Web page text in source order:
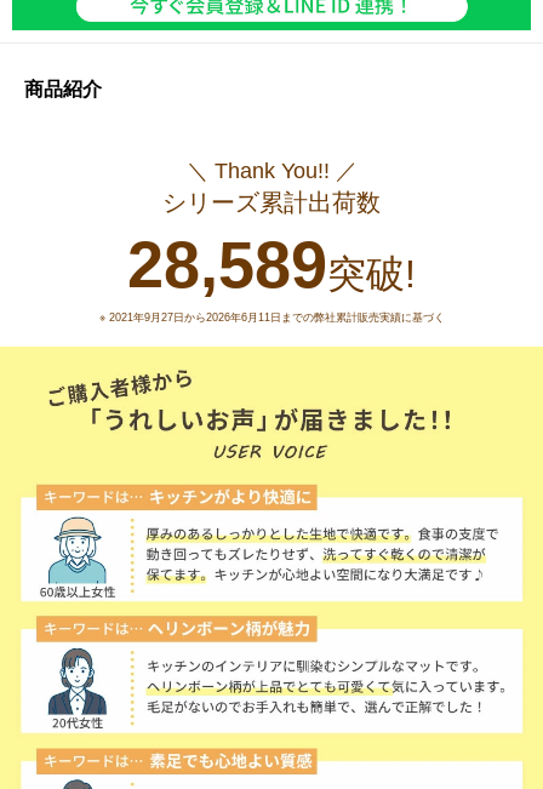
商品紹介
＼ Thank You!! ／
シリーズ累計出荷数
28,589突破!
※ 2021年9月27日から2026年6月11日までの弊社累計販売実績に基づく